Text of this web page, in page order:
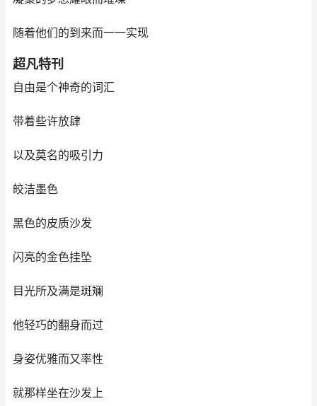
随着他们的到来而一一实现
超凡特刊
自由是个神奇的词汇
带着些许放肆
以及莫名的吸引力
皎洁墨色
黑色的皮质沙发
闪亮的金色挂坠
目光所及满是斑斓
他轻巧的翻身而过
身姿优雅而又率性
就那样坐在沙发上